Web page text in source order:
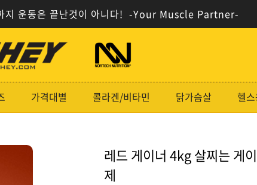
지 운동은 끝난것이 아니다! -Your Muscle Partner-
사
이
로
고
가격대별 콜라겐/비타민 닭가슴살 헬
레드 게이너 4kg 살찌는 게
제